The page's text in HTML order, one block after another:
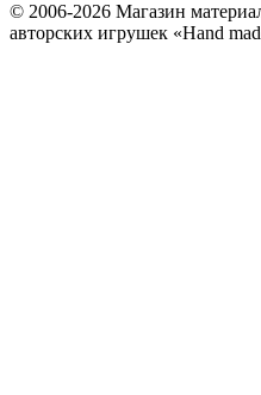
© 2006-2026 Магазин
авторских игрушек «Hand